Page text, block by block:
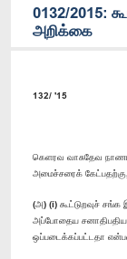
0132/2015:
அறிக்கை
132/ '15
கெளரவ வாசுதேவ
அமைச்சரைக்
(அ) (i) கூட்டுறவுச்
அப்போதைய
ஒப்படைக்கப்பட்டதா